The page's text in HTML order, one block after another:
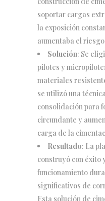
soportar cargas
la exposición
aumentaba el
Solución: Se
pilotes y
materiales
se utilizó una
consolidación para
circundante y
carga de la
Resultado: La
construyó con éxito
funcionamiento
significativos de
Esta solución de